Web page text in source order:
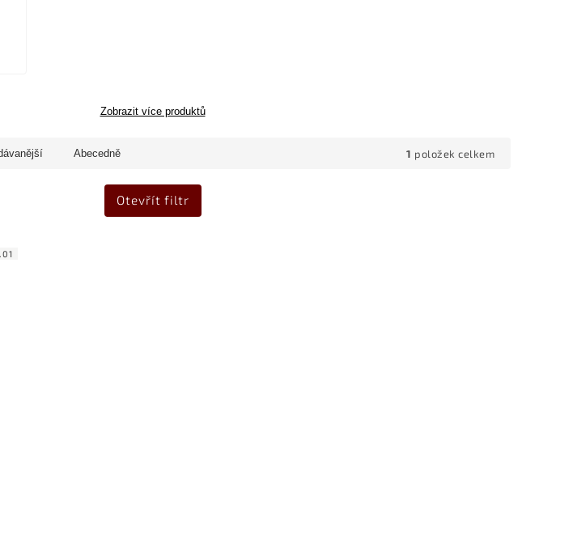
Zobrazit více produktů
Abecedně 1 položek celkem
Otevřít filtr